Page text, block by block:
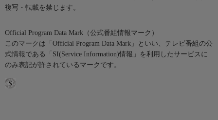
複写・転載を禁じます。
Official Program Data Mark（公式番組情報マーク）
このマークは「Official Program Data Mark」といい、テレビ番組の公
式情報である「SI(Service Information)情報」を利用したサービスに
のみ表記が許されているマークです。